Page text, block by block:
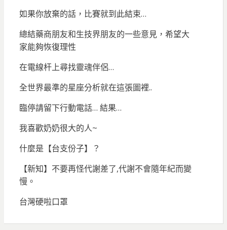
如果你放棄的話，比賽就到此結束…
總結藥商朋友和生技界朋友的一些意見，希望大
家能夠恢復理性
在電線杆上尋找靈魂伴侶…
全世界最準的星座分析就在這張圖裡..
臨停請留下行動電話… 結果…
我喜歡奶奶很大的人~
什麼是【台支份子】？
【新知】不要再怪代謝差了,代謝不會隨年紀而變
慢。
台灣硬啦口罩